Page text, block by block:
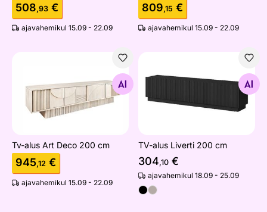
508,93 €
ajavahemikul 15.09 - 22.09
809,15 €
ajavahemikul 15.09 - 22.09
Otsi sarnaseid
Tv-alus Art Deco 200 cm
945,12 €
ajavahemikul 15.09 - 22.09
Otsi sarnaseid
TV-alus Liverti 200 cm
304,10 €
ajavahemikul 18.09 - 25.09